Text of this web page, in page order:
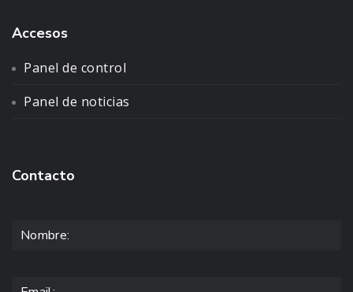
Accesos
Panel de control
Panel de noticias
Contacto